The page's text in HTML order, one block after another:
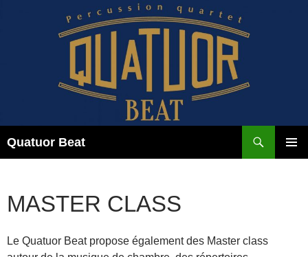
Quatuor Beat
MASTER CLASS
Le Quatuor Beat propose également des Master class